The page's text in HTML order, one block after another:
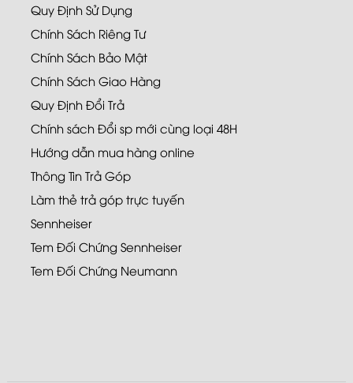
Quy Định Sử Dụng
Chính Sách Riêng Tư
Chính Sách Bảo Mật
Chính Sách Giao Hàng
Quy Định Đổi Trả
Chính sách Đổi sp mới cùng loại 48H
Hướng dẫn mua hàng online
Thông Tin Trả Góp
Làm thẻ trả góp trực tuyến
Sennheiser
Tem Đối Chứng Sennheiser
Tem Đối Chứng Neumann